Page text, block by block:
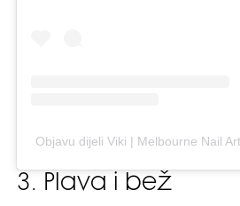
Objavu dijeli Viki | Melbourne Nail
3. Plava i bež